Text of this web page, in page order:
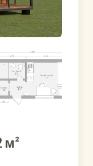
м²